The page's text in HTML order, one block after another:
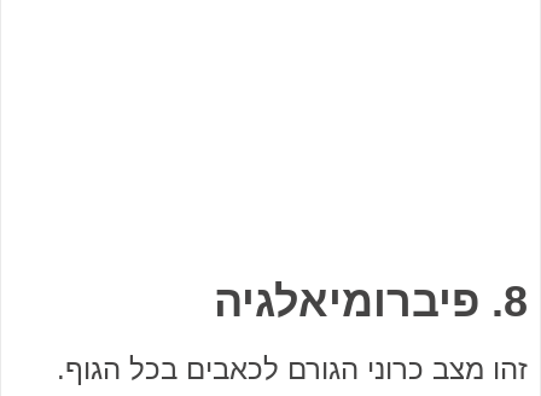
8. פיברומיאלגיה
זהו מצב כרוני הגורם לכאבים בכל הגוף.